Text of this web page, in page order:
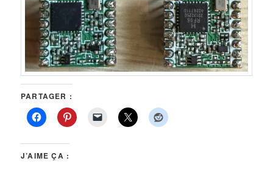
PARTAGER :
J’AIME ÇA :